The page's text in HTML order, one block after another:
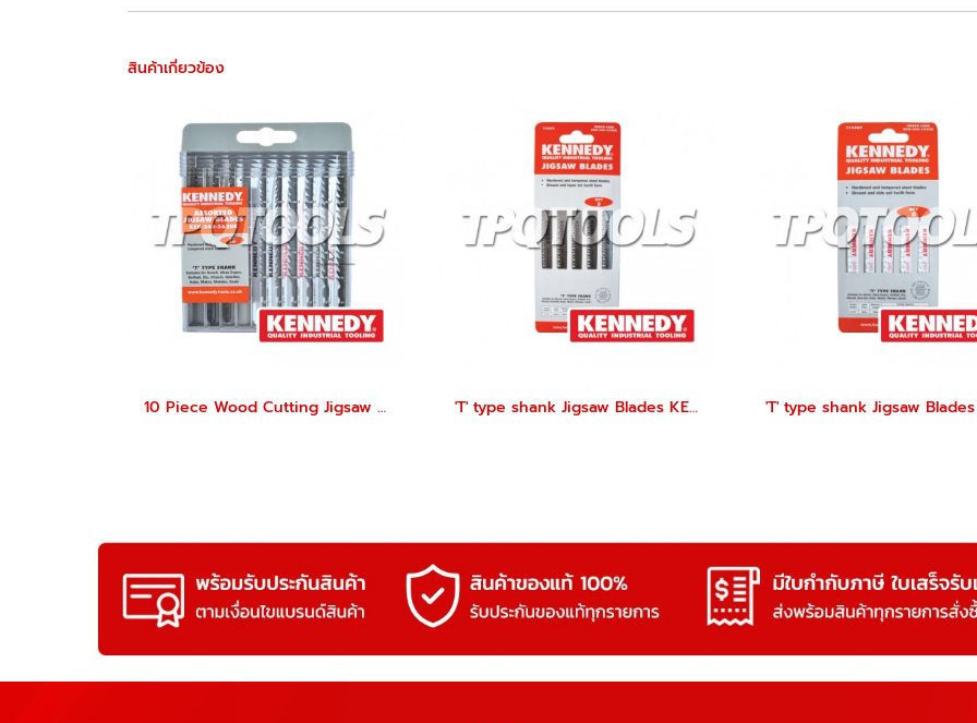
สินค้าเกี่ยวข้อง
10 Piece Wood Cutting Jigsaw Blade Assortment KEN-240-5620K 'T' type shank Jigsaw Blades KEN-240-2340K